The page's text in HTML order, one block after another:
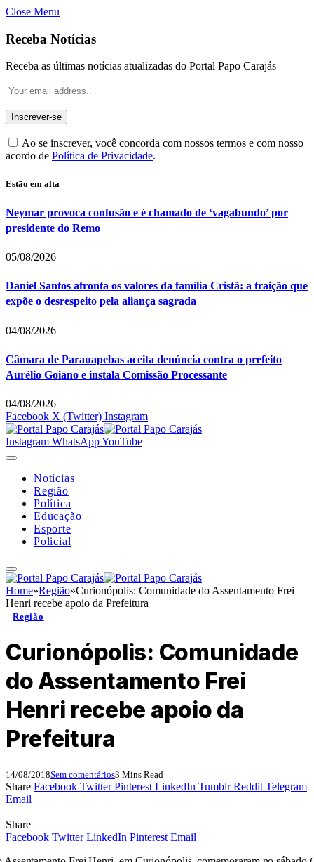
Close Menu
Receba Notícias
Receba as últimas notícias atualizadas do Portal Papo Carajás
Ao se inscrever, você concorda com nossos termos e com nosso
acordo de Política de Privacidade.
Estão em alta
Neymar provoca confusão e é chamado de ‘vagabundo’ por
presidente do Remo
05/08/2026
Daniel Santos afronta os valores da família Cristã: a traição que
expõe o desrespeito pela aliança sagrada
04/08/2026
Câmara de Parauapebas aceita denúncia contra o prefeito
Aurélio Goiano e instala Comissão Processante
04/08/2026
Facebook X (Twitter) Instagram
Instagram WhatsAppYouTube
Notícias
Região
Política
Educação
Esporte
Policial
Home»Região»Curionópolis: Comunidade do Assentamento Frei
Henri recebe apoio da Prefeitura
Região
Curionópolis: Comunidade
do Assentamento Frei
Henri recebe apoio da
Prefeitura
14/08/2018Sem comentários3 Mins Read
Share Facebook Twitter Pinterest LinkedIn Tumblr Reddit Telegram
Email
Share
Facebook Twitter LinkedIn Pinterest Email